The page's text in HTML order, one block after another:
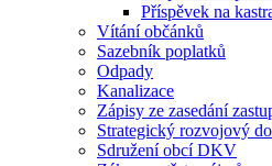
Příspěvek na
Vítání občánků
Sazebník poplatků
Odpady
Kanalizace
Zápisy ze zasedání
Strategický rozvojový
Sdružení obcí DKV